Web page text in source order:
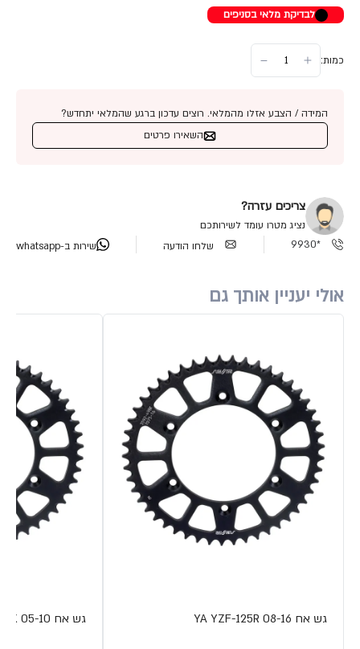
לבדיקת מלאי בסניפים
כמות:
המידה / הצבע אזלו מהמלאי. רוצים עדכון ברגע שהמלאי יתחדש?
השאירו פרטים
צריכים עזרה?
נציג מטרו עומד לשירותכם
*9930
שלחו הודעה שירות ב-whatsapp
אולי יעניין אותך גם
גש אח YA YZF-125R 08-16 גש אח YA XT-125X 05-10